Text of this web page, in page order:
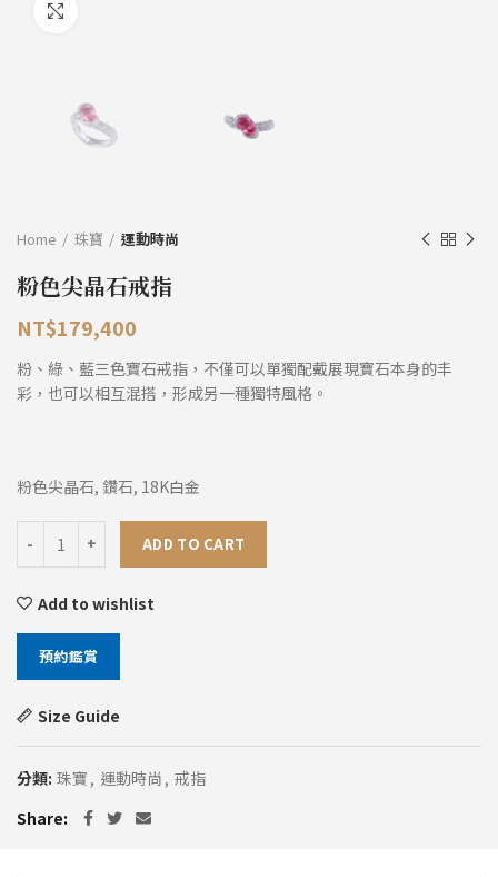
Home 珠寶 運動時尚
粉色尖晶石戒指
NT$179,400
粉、綠、藍三色寶石戒指，不僅可以單獨配戴展現寶石本身的丰
彩，也可以相互混搭，形成另一種獨特風格。
粉色尖晶石, 鑽石, 18K白金
ADD TO CART
Add to wishlist
預約鑑賞
Size Guide
分類: 珠寶 , 運動時尚 , 戒指
Share